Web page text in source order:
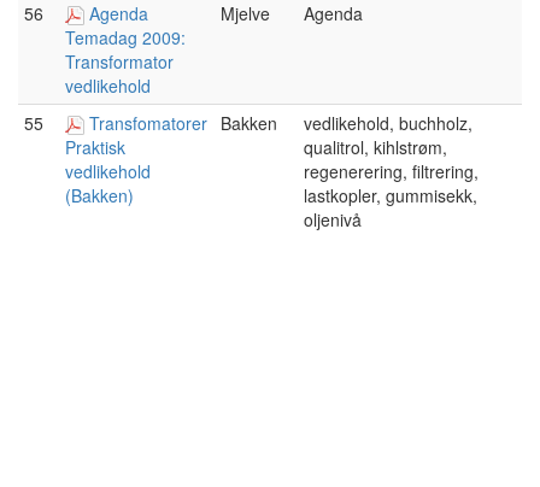
56
Agenda
Temadag 2009:
Transformator
vedlikehold
Mjelve Agenda
55
Transfomatorer
Praktisk
vedlikehold
(Bakken)
Bakken
vedlikehold, buchholz,
qualitrol, kihlstrøm,
regenerering, filtrering,
lastkopler, gummisekk,
oljenivå